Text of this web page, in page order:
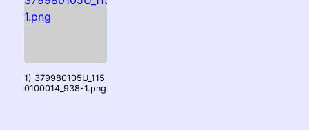
1) 379980105U_115
0100014_938-1.png